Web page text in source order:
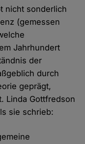
nicht sonderlich
(gemessen
Jahrhundert
der
durch
geprägt,
Linda Gottfredson
sie schrieb: